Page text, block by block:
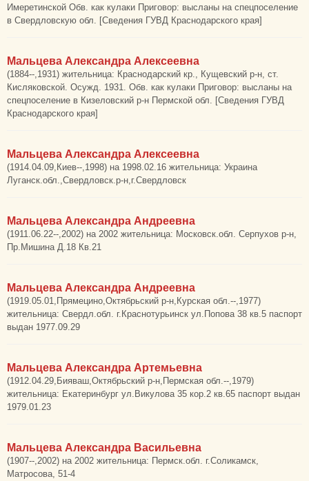
Имеретинской Обв. как кулаки Приговор: высланы на спецпоселение
в Свердловскую обл. [Сведения ГУВД Краснодарского края]
Мальцева Александра Алексеевна
(1884--,1931) жительница: Краснодарский кр., Кущевский р-н, ст.
Кисляковской. Осужд. 1931. Обв. как кулаки Приговор: высланы на
спецпоселение в Кизеловский р-н Пермской обл. [Сведения ГУВД
Краснодарского края]
Мальцева Александра Алексеевна
(1914.04.09,Киев--,1998) на 1998.02.16 жительница: Украина
Луганск.обл.,Свердловск.р-н,г.Свердловск
Мальцева Александра Андреевна
(1911.06.22--,2002) на 2002 жительница: Московск.обл. Серпухов р-н,
Пр.Мишина Д.18 Кв.21
Мальцева Александра Андреевна
(1919.05.01,Прямецино,Октябрьский р-н,Курская обл.--,1977)
жительница: Свердл.обл. г.Краснотурьинск ул.Попова 38 кв.5 паспорт
выдан 1977.09.29
Мальцева Александра Артемьевна
(1912.04.29,Бияваш,Октябрьский р-н,Пермская обл.--,1979)
жительница: Екатеринбург ул.Викулова 35 кор.2 кв.65 паспорт выдан
1979.01.23
Мальцева Александра Васильевна
(1907--,2002) на 2002 жительница: Пермск.обл. г.Соликамск,
Матросова, 51-4